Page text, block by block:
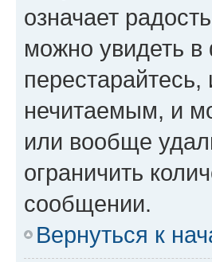
означает
можно увидеть
нечитаемым, и
или вообще
ограничить
сообщении.
Вернуться к